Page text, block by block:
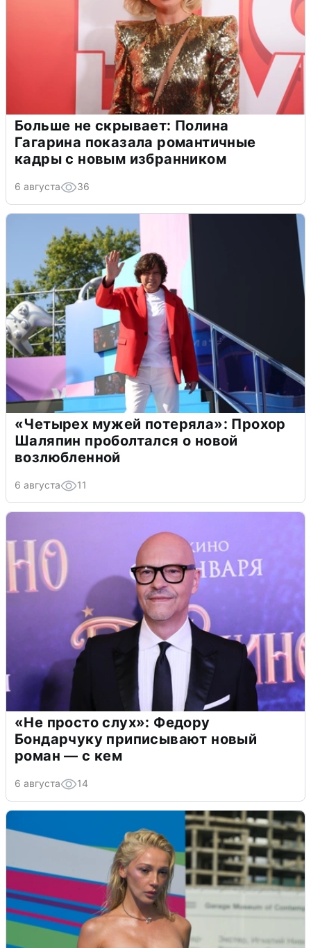
Больше не скрывает: Полина
Гагарина показала романтичные
кадры с новым избранником
6 августа 36
«Четырех мужей потеряла»: Прохор
Шаляпин проболтался о новой
возлюбленной
6 августа 11
«Не просто слух»: Федору
Бондарчуку приписывают новый
роман — с кем
6 августа 14